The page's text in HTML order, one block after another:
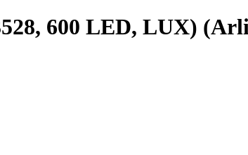
600 LED, LUX)